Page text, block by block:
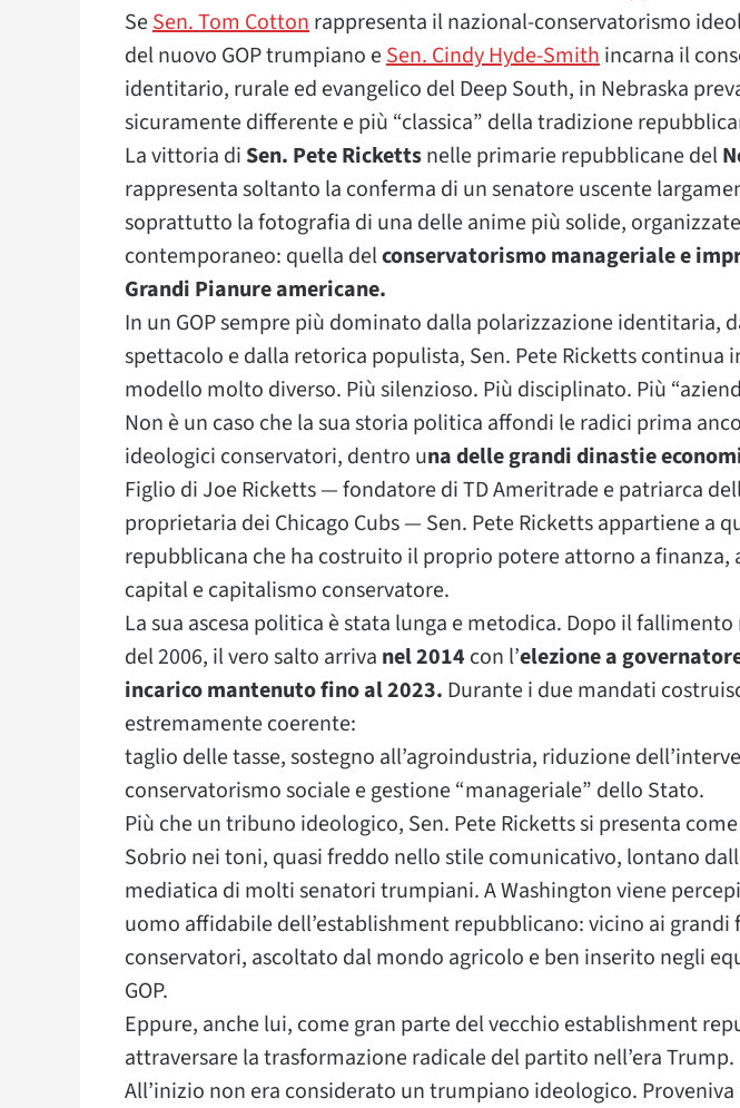
SeSen. Tom Cottonrappresenta il nazional-conservatorismo
del nuovo GOP trumpiano eSen. Cindy Hyde-Smithincarna il
identitario, rurale ed evangelico del Deep South, in Nebraska
sicuramente differente e più “classica” della tradizione
La vittoria di Sen. Pete Rickettsnelle primarie repubblicane del
rappresenta soltanto la conferma di un senatore uscente
soprattutto la fotografia di una delle anime più solide,
contemporaneo: quella delconservatorismo manageriale e
Grandi Pianure americane.
In un GOP sempre più dominato dalla polarizzazione identitaria,
spettacolo e dalla retorica populista, Sen. Pete Ricketts continua
modello molto diverso. Più silenzioso. Più disciplinato. Più
Non è un caso che la sua storia politica affondi le radici prima
ideologici conservatori, dentro una delle grandi dinastie
Figlio di Joe Ricketts — fondatore di TD Ameritrade e patriarca
proprietaria dei Chicago Cubs — Sen. Pete Ricketts appartiene a
repubblicana che ha costruito il proprio potere attorno a finanza,
capital e capitalismo conservatore.
La sua ascesa politica è stata lunga e metodica. Dopo il
del 2006, il vero salto arriva nel 2014 con l’elezione a
incarico mantenuto fino al 2023. Durante i due mandati
estremamente coerente:
taglio delle tasse, sostegno all’agroindustria, riduzione
conservatorismo sociale e gestione “manageriale” dello Stato.
Più che un tribuno ideologico, Sen. Pete Ricketts si presenta
Sobrio nei toni, quasi freddo nello stile comunicativo, lontano
mediatica di molti senatori trumpiani. A Washington viene
uomo affidabile dell’establishment repubblicano: vicino ai
conservatori, ascoltato dal mondo agricolo e ben inserito negli
GOP.
Eppure, anche lui, come gran parte del vecchio establishment
attraversare la trasformazione radicale del partito nell’era Trump.
All’inizio non era considerato un trumpiano ideologico.